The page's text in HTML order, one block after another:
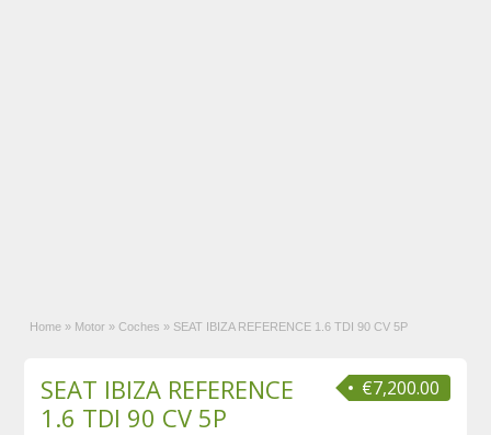
Home » Motor » Coches » SEAT IBIZA REFERENCE 1.6 TDI 90 CV 5P
€7,200.00
SEAT IBIZA REFERENCE
1.6 TDI 90 CV 5P